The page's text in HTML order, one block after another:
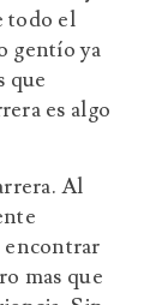
todo el
gentío ya
que
es algo
Al
encontrar
mas que